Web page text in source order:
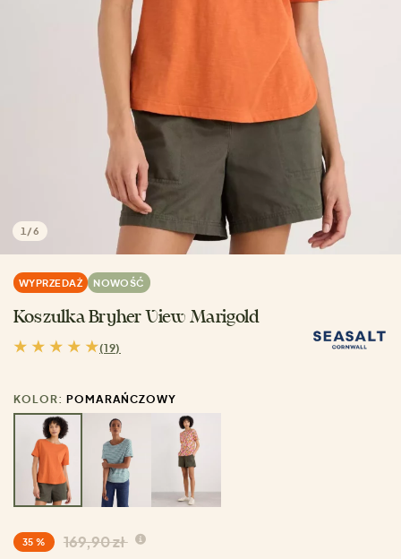
1 /6
WYPRZEDAŻ NOWOŚĆ
Koszulka Bryher View Marigold
(19)
KOLOR: POMARAŃCZOWY
35 % 169,90 zł